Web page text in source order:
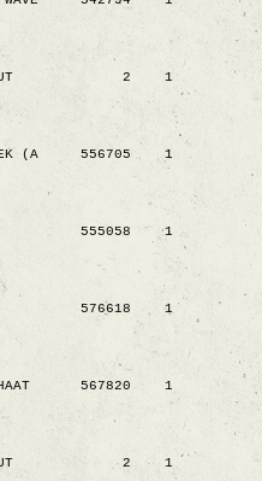
2
1
(A 556705
1
555058
1
576618
1
567820
1
2
1